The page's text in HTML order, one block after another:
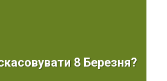
8 Березня?